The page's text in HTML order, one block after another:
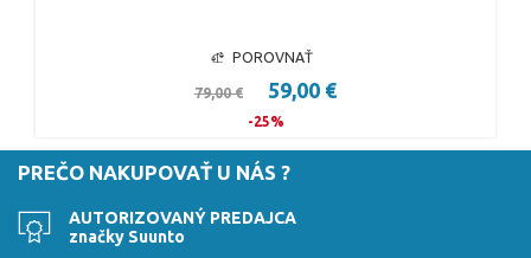
POROVNAŤ
79,00 € 59,00 €
-25%
PREČO NAKUPOVAŤ U NÁS ?
AUTORIZOVANÝ PREDAJCA
značky Suunto